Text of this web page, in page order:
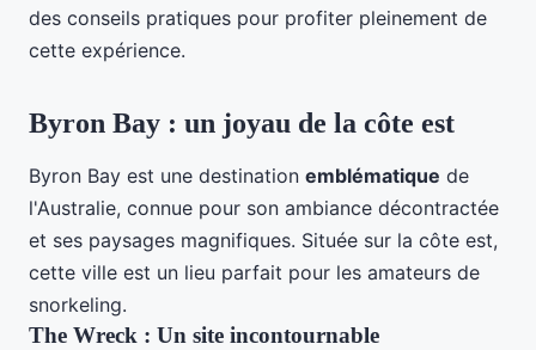
des conseils pratiques pour profiter pleinement de
cette expérience.
Byron Bay : un joyau de la côte est
Byron Bay est une destination emblématique de
l'Australie, connue pour son ambiance décontractée
et ses paysages magnifiques. Située sur la côte est,
cette ville est un lieu parfait pour les amateurs de
snorkeling.
The Wreck : Un site incontournable